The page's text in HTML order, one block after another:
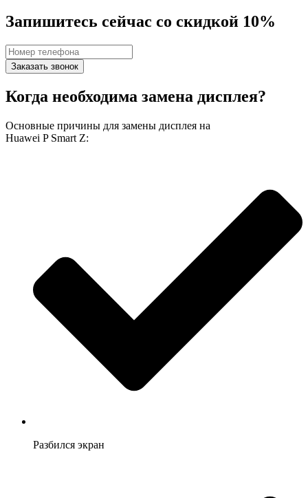
Запишитесь сейчас со скидкой 10%
Заказать звонок
Когда необходима замена дисплея?
Основные причины для замены дисплея на
Huawei P Smart Z:
Разбился экран